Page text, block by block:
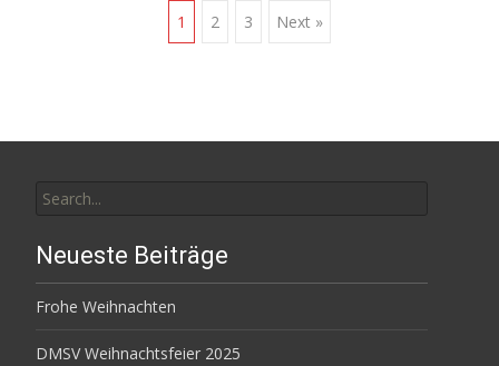
Posts 1 2 3 Next »
for:
Neueste Beiträge
Frohe Weihnachten
DMSV Weihnachtsfeier 2025